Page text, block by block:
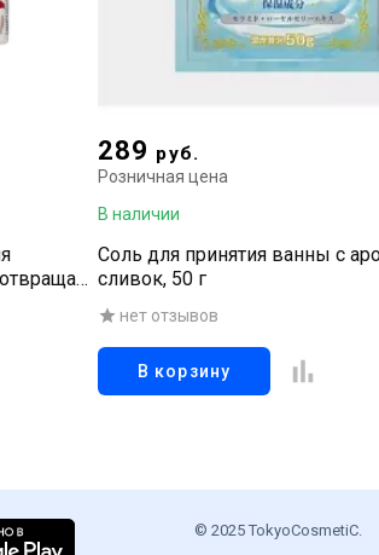
150 гр
289 руб.
Розничная цена
В наличии
Соль для принятия ванны с
сливок, 50 г
нет отзывов
В корзину
© 2025 TokyoCosmetiC.